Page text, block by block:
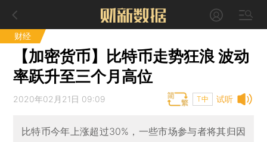
财经
【加密货币】比特币走势狂浪 波动
率跃升至三个月高位
试听
2020年02月21日 09:09 T中
比特币今年上涨超过30%，一些市场参与者将其归因